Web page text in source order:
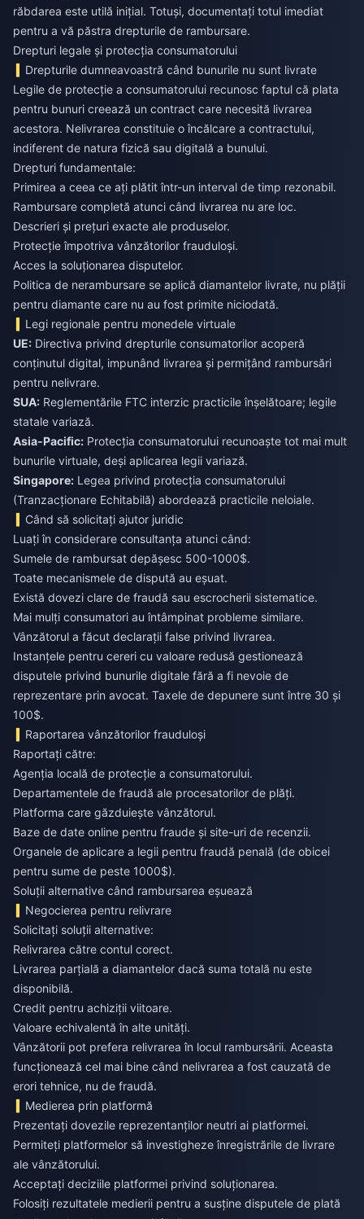
răbdarea este utilă inițial. Totuși, documentați totul imediat
pentru a vă păstra drepturile de rambursare.
Drepturi legale și protecția consumatorului
Drepturile dumneavoastră când bunurile nu sunt livrate
Legile de protecție a consumatorului recunosc faptul că plata
pentru bunuri creează un contract care necesită livrarea
acestora. Nelivrarea constituie o încălcare a contractului,
indiferent de natura fizică sau digitală a bunului.
Drepturi fundamentale:
Primirea a ceea ce ați plătit într-un interval de timp rezonabil.
Rambursare completă atunci când livrarea nu are loc.
Descrieri și prețuri exacte ale produselor.
Protecție împotriva vânzătorilor frauduloși.
Acces la soluționarea disputelor.
Politica de nerambursare se aplică diamantelor livrate, nu plății
pentru diamante care nu au fost primite niciodată.
Legi regionale pentru monedele virtuale
UE: Directiva privind drepturile consumatorilor acoperă
conținutul digital, impunând livrarea și permițând rambursări
pentru nelivrare.
SUA: Reglementările FTC interzic practicile înșelătoare; legile
statale variază.
Asia-Pacific: Protecția consumatorului recunoaște tot mai mult
bunurile virtuale, deși aplicarea legii variază.
Singapore: Legea privind protecția consumatorului
(Tranzacționare Echitabilă) abordează practicile neloiale.
Când să solicitați ajutor juridic
Luați în considerare consultanța atunci când:
Sumele de rambursat depășesc 500-1000$.
Toate mecanismele de dispută au eșuat.
Există dovezi clare de fraudă sau escrocherii sistematice.
Mai mulți consumatori au întâmpinat probleme similare.
Vânzătorul a făcut declarații false privind livrarea.
Instanțele pentru cereri cu valoare redusă gestionează
disputele privind bunurile digitale fără a fi nevoie de
reprezentare prin avocat. Taxele de depunere sunt între 30 și
100$.
Raportarea vânzătorilor frauduloși
Raportați către:
Agenția locală de protecție a consumatorului.
Departamentele de fraudă ale procesatorilor de plăți.
Platforma care găzduiește vânzătorul.
Baze de date online pentru fraude și site-uri de recenzii.
Organele de aplicare a legii pentru fraudă penală (de obicei
pentru sume de peste 1000$).
Soluții alternative când rambursarea eșuează
Negocierea pentru relivrare
Solicitați soluții alternative:
Relivrarea către contul corect.
Livrarea parțială a diamantelor dacă suma totală nu este
disponibilă.
Credit pentru achiziții viitoare.
Valoare echivalentă în alte unități.
Vânzătorii pot prefera relivrarea în locul rambursării. Aceasta
funcționează cel mai bine când nelivrarea a fost cauzată de
erori tehnice, nu de fraudă.
Medierea prin platformă
Prezentați dovezile reprezentanților neutri ai platformei.
Permiteți platformelor să investigheze înregistrările de livrare
ale vânzătorului.
Acceptați deciziile platformei privind soluționarea.
Folosiți rezultatele medierii pentru a susține disputele de plată